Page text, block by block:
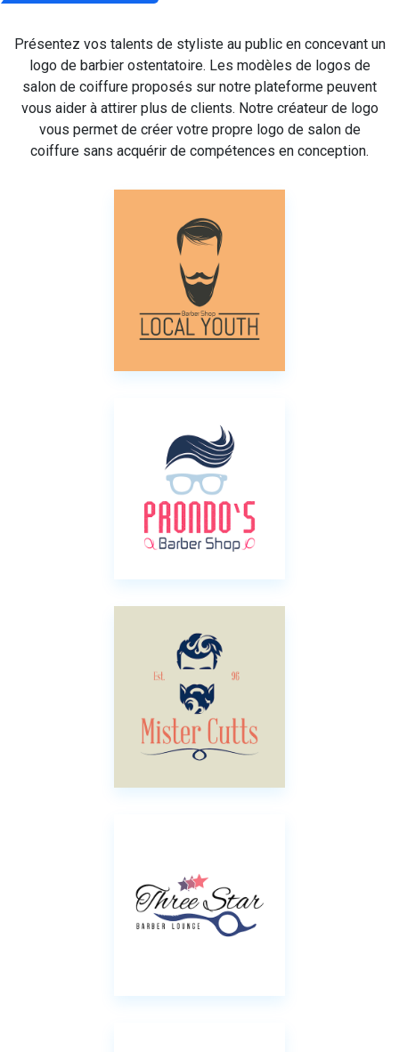
Présentez vos talents de styliste au public en concevant un
logo de barbier ostentatoire. Les modèles de logos de
salon de coiffure proposés sur notre plateforme peuvent
vous aider à attirer plus de clients. Notre créateur de logo
vous permet de créer votre propre logo de salon de
coiffure sans acquérir de compétences en conception.